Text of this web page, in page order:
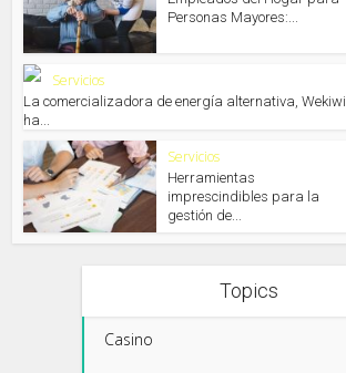
Personas Mayores:...
Servicios
La comercializadora de energía alternativa, Wekiwi,
ha...
Servicios
Herramientas
imprescindibles para la
gestión de...
Topics
Casino